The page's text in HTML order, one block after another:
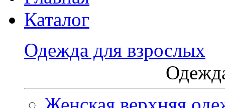
Каталог
Одежда для взрослых